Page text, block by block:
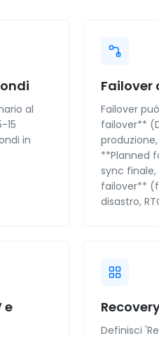
al
15
in
Failover
Failover
failover**
**Planned
sync
failover**
disastro,
e
Definisci